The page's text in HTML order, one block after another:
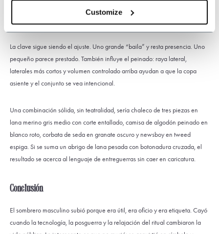
Customize
descompensa. Con gabardina, cuida que el sombrero no compita con el
La clave sigue siendo el ajuste. Uno grande “baila” y resta presencia. Uno
pequeño parece prestado. También influye el peinado: raya lateral,
laterales más cortos y volumen controlado arriba ayudan a que la copa
asiente y el conjunto se vea intencional.
Una combinación sólida, sin teatralidad, sería chaleco de tres piezas en
lana merino gris medio con corte entallado, camisa de algodón peinado en
blanco roto, corbata de seda en granate oscuro y newsboy en tweed
espiga. Si se suma un abrigo de lana pesada con botonadura cruzada, el
resultado se acerca al lenguaje de entreguerras sin caer en caricatura.
Conclusión
El sombrero masculino subió porque era útil, era oficio y era etiqueta. Cayó
cuando la tecnología, la posguerra y la relajación del ritual cambiaron la